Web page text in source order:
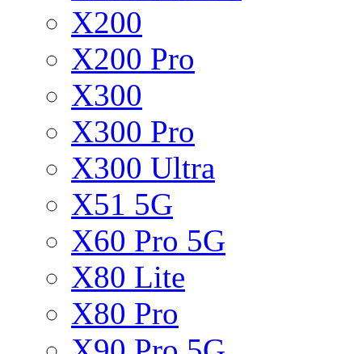
X200
X200 Pro
X300
X300 Pro
X300 Ultra
X51 5G
X60 Pro 5G
X80 Lite
X80 Pro